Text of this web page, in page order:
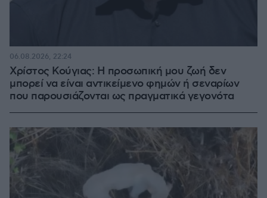
Χρίστος Κούγιας: Η προσωπική μου ζωή δεν
μπορεί να είναι αντικείμενο φημών ή σεναρίων
που παρουσιάζονται ως πραγματικά γεγονότα
06.08.2026, 22:24